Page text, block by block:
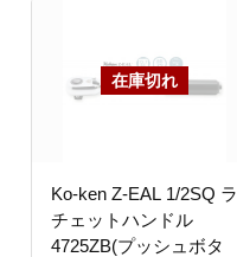
Ko-ken Z-EAL 1/2SQ ラ
チェットハンドル
4725ZB(プッシュボタ